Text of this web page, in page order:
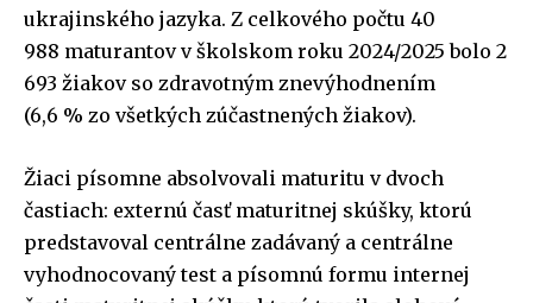
ukrajinského jazyka. Z celkového počtu 40
988 maturantov v školskom roku 2024/2025 bolo 2
693 žiakov so zdravotným znevýhodnením
(6,6 % zo všetkých zúčastnených žiakov).
Žiaci písomne absolvovali maturitu v dvoch
častiach: externú časť maturitnej skúšky, ktorú
predstavoval centrálne zadávaný a centrálne
vyhodnocovaný test a písomnú formu internej